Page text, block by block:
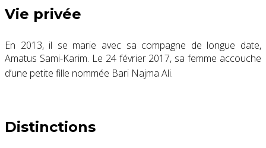
Vie privée
En 2013, il se marie avec sa compagne de longue date,
Amatus Sami-Karim. Le 24 février 2017, sa femme accouche
d’une petite fille nommée Bari Najma Ali.
Distinctions